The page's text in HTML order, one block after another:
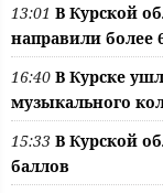
13:01 В Курской
направили более
16:40 В Курске
музыкального
15:33 В Курской
баллов